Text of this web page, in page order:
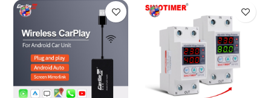
touches Express
adaptateur OTG